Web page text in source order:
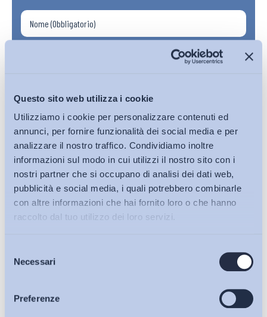
Questo sito web utilizza i cookie
Utilizziamo i cookie per personalizzare contenuti ed
annunci, per fornire funzionalità dei social media e per
analizzare il nostro traffico. Condividiamo inoltre
informazioni sul modo in cui utilizzi il nostro sito con i
nostri partner che si occupano di analisi dei dati web,
pubblicità e social media, i quali potrebbero combinarle
con altre informazioni che hai fornito loro o che hanno
raccolto dal tuo utilizzo dei loro servizi.
delNecessari
Preferenze
Bollettini ADAPT
Articoli